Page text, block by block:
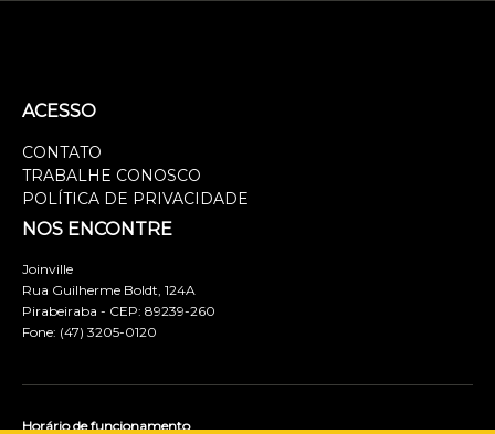
ACESSO
CONTATO
TRABALHE CONOSCO
POLÍTICA DE PRIVACIDADE
NOS ENCONTRE
Joinville
Rua Guilherme Boldt, 124A
Pirabeiraba - CEP: 89239-260
Fone: (47) 3205-0120
Horário de funcionamento